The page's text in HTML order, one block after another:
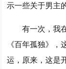
示一些关于男主
有一次，我
《百年孤独》
运，原来，这是